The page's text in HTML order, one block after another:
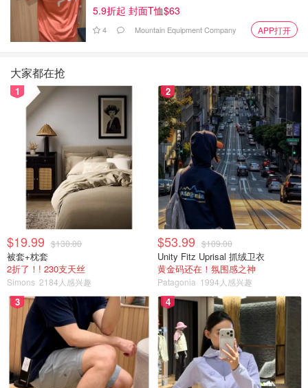
难以置信！布兰普顿房屋火灾中丧生
的家庭成员被确认！特鲁多，福特纷
5.9折起 封面T恤$63
4 Mountain Equipment Company APP打开
大家都在抢
1
$19.99 $130.00
被套+枕套
2折了！! 230支天丝
Simons 2184人感兴趣
2
$53.99 $109.00
Unity Fitz Uprisal 抓绒卫衣
黄金码还在！氛围感之神
Patagonia 1994人感兴趣
3 4